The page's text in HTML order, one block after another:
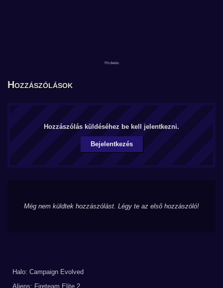
Hozzászólások
Hozzászólás küldéséhez be kell jelentkezni.
Bejelentkezés
Még nem küldtek hozzászólást. Légy te az első hozzászóló!
Halo: Campaign Evolved
Aliens: Fireteam Elite 2